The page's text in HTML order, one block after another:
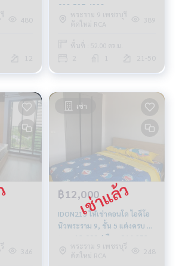
480
092-597-4998
พระราม 9 เพชรบุรี
ตัดใหม่ RCA
389
พื้นที่ : 52.00 ตร.ม.
21-50
346
เช่า
฿12,000
IDON215 ให้เช่าคอนโด ไอดีโอ
นิวพระราม 9, ชั้น 5 แต่งครบ 31
ตรม. 12,000./เดือน 064-959-
8900พระราม 9 เพชรบุรี
ตัดใหม่ RCA
248